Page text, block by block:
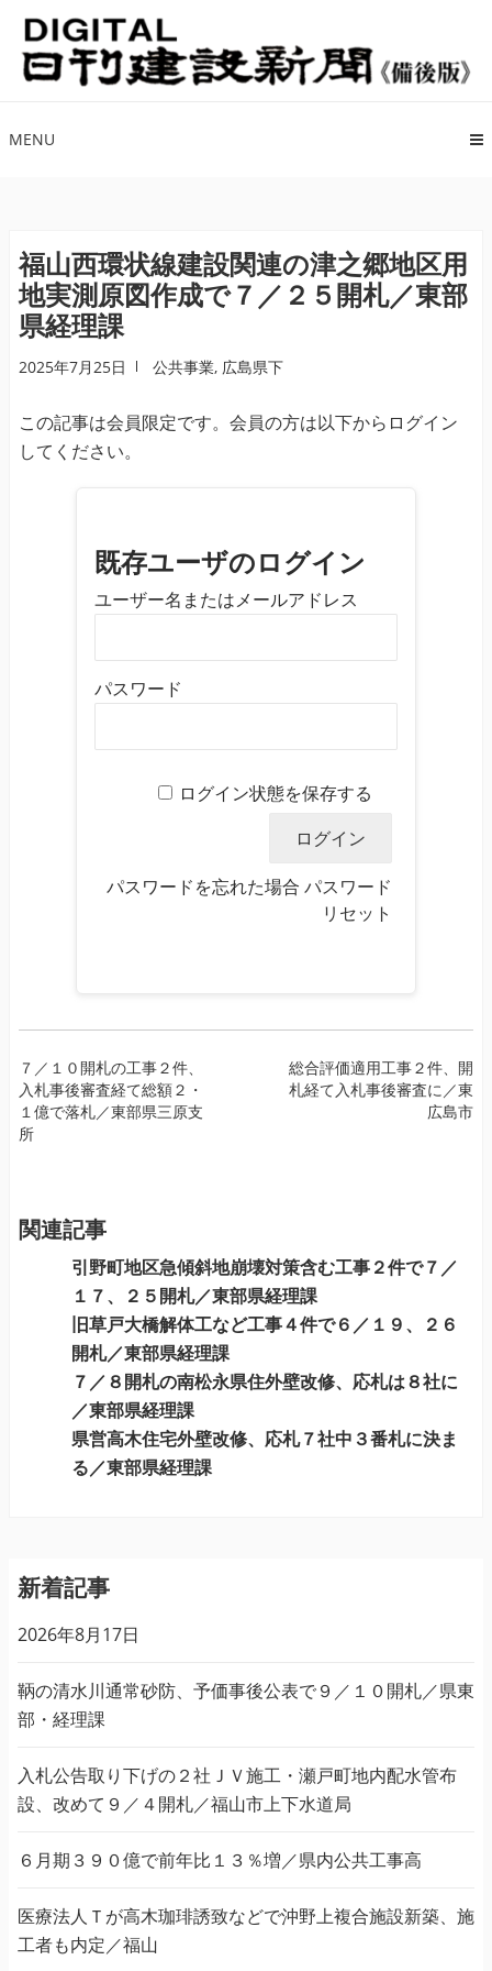
ナ
ビ
ゲ
シ
ス
キ
ッ
プ
コ
ン
テ
ツ
ッ
プ
MENU
福山西環状線建設関連の津之郷地区用
地実測原図作成で７／２５開札／東部
県経理課
2025年7月25日 公共事業, 広島県下
この記事は会員限定です。会員の方は以下からログイン
してください。
既存ユーザのログイン
ユーザー名またはメールアドレス
パスワード
ログイン状態を保存する
パスワードを忘れた場合 パスワード
リセット
投
稿
ナ
ビ
シ
７／１０開札の工事２件、
入札事後審査経て総額２・
１億で落札／東部県三原支
所
総合評価適用工事２件、開
札経て入札事後審査に／東
広島市
関連記事
引野町地区急傾斜地崩壊対策含む工事２件で７／
１７、２５開札／東部県経理課
旧草戸大橋解体工など工事４件で６／１９、２６
開札／東部県経理課
７／８開札の南松永県住外壁改修、応札は８社に
／東部県経理課
県営高木住宅外壁改修、応札７社中３番札に決ま
る／東部県経理課
新着記事
2026年8月17日
鞆の清水川通常砂防、予価事後公表で９／１０開札／県東
部・経理課
入札公告取り下げの２社ＪＶ施工・瀬戸町地内配水管布
設、改めて９／４開札／福山市上下水道局
６月期３９０億で前年比１３％増／県内公共工事高
医療法人Ｔが高木珈琲誘致などで沖野上複合施設新築、施
工者も内定／福山